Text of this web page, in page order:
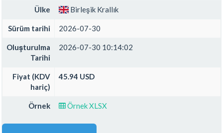
Ülke Birleşik Krallık
Sürüm tarihi 2026-07-30
Oluşturulma
Tarihi
2026-07-30 10:14:02
Fiyat (KDV
hariç)
45.94 USD
Örnek Örnek XLSX